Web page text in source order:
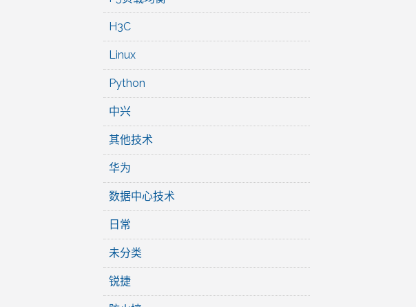
H3C
Linux
Python
中兴
其他技术
华为
数据中心技术
日常
未分类
锐捷